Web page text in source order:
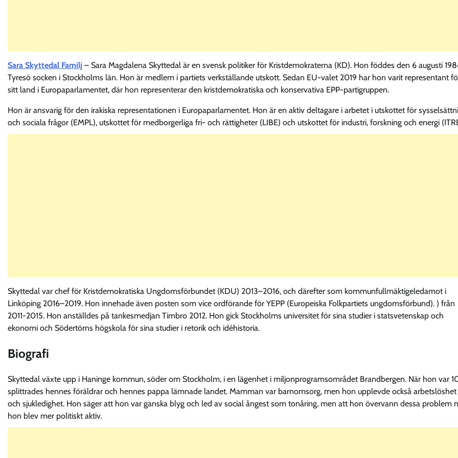
Sara Skyttedal Familj – Sara Magdalena Skyttedal är en svensk politiker för Kristdemokraterna (KD). Hon föddes den 6 augusti
Tyresö socken i Stockholms län. Hon är medlem i partiets verkställande utskott. Sedan EU-valet 2019 har hon varit representant
sitt land i Europaparlamentet, där hon representerar den kristdemokratiska och konservativa EPP-partigruppen.
Hon är ansvarig för den irakiska representationen i Europaparlamentet. Hon är en aktiv deltagare i arbetet i utskottet för
och sociala frågor (EMPL), utskottet för medborgerliga fri- och rättigheter (LIBE) och utskottet för industri, forskning och energi
Skyttedal var chef för Kristdemokratiska Ungdomsförbundet (KDU) 2013–2016, och därefter som kommunfullmäktigeledamot i
Linköping 2016–2019. Hon innehade även posten som vice ordförande för YEPP (Europeiska Folkpartiets ungdomsförbund). ) från
2011-2015. Hon anställdes på tankesmedjan Timbro 2012. Hon gick Stockholms universitet för sina studier i statsvetenskap och
ekonomi och Södertörns högskola för sina studier i retorik och idéhistoria.
Biografi
Skyttedal växte upp i Haninge kommun, söder om Stockholm, i en lägenhet i miljonprogramsområdet Brandbergen. När hon var
splittrades hennes föräldrar och hennes pappa lämnade landet. Mamman var barnomsorg, men hon upplevde också arbetslöshet
och sjukledighet. Hon säger att hon var ganska blyg och led av social ångest som tonåring, men att hon övervann dessa problem
hon blev mer politiskt aktiv.